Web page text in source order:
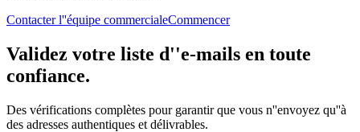
Contacter l''équipe commercialeCommencer
Validez votre liste d''e-mails en toute
confiance.
Des vérifications complètes pour garantir que vous n''envoyez qu''à
des adresses authentiques et délivrables.